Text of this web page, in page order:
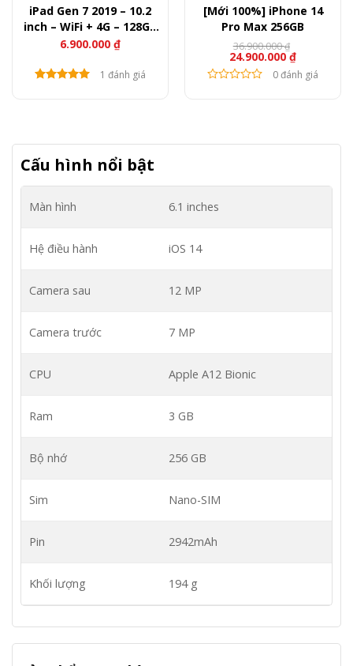
iPad Gen 7 2019 – 10.2
inch – WiFi + 4G – 128GB
(LikeNew)
6.900.000 ₫
1 đánh giá
[Mới 100%] iPhone 14
Pro Max 256GB
24.900.000 ₫
36.900.000₫
0 đánh giá
Cấu hình nổi bật
Màn hình 6.1 inches
Hệ điều hành iOS 14
Camera sau 12 MP
Camera trước 7 MP
CPU Apple A12 Bionic
Ram 3 GB
Bộ nhớ 256 GB
Sim Nano-SIM
Pin 2942mAh
Khối lượng 194 g